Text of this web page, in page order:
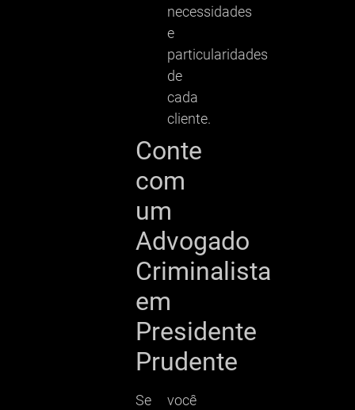
necessidades
e
particularidades
de
cada
cliente.
Conte
com
um
Advogado
Criminalista
em
Presidente
Prudente
Se você